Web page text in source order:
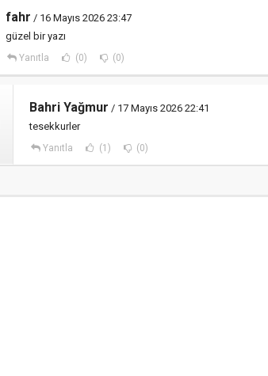
fahr / 16 Mayıs 2026 23:47
güzel bir yazı
Yanıtla (0) (0)
Bahri Yağmur / 17 Mayıs 2026 22:41
tesekkurler
Yanıtla (1) (0)